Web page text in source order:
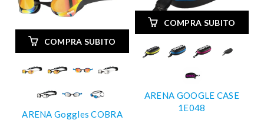
COMPRA SUBITO
ARENA Goggles COBRA
COMPRA SUBITO
ARENA GOOGLE CASE
1E048